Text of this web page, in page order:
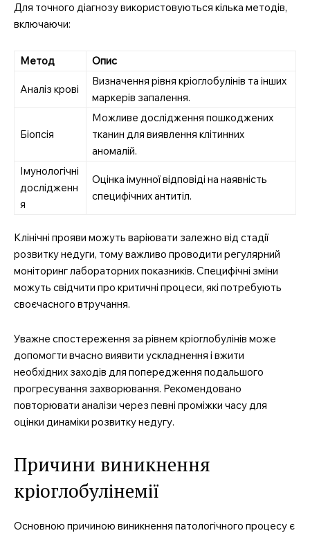
Для точного діагнозу використовуються кілька методів,
включаючи:
Метод Опис
Аналіз крові
Визначення рівня кріоглобулінів та інших
маркерів запалення.
Біопсія
Можливе дослідження пошкоджених
тканин для виявлення клітинних
аномалій.
Імунологічні
дослідженн
я
Оцінка імунної відповіді на наявність
специфічних антитіл.
Клінічні прояви можуть варіювати залежно від стадії
розвитку недуги, тому важливо проводити регулярний
моніторинг лабораторних показників. Специфічні зміни
можуть свідчити про критичні процеси, які потребують
своєчасного втручання.
Уважне спостереження за рівнем кріоглобулінів може
допомогти вчасно виявити ускладнення і вжити
необхідних заходів для попередження подальшого
прогресування захворювання. Рекомендовано
повторювати аналізи через певні проміжки часу для
оцінки динаміки розвитку недугу.
Причини виникнення
кріоглобулінемії
Основною причиною виникнення патологічного процесу є